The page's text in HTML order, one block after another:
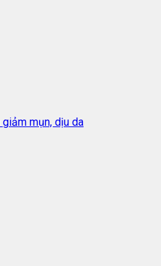
giảm mụn, dịu da